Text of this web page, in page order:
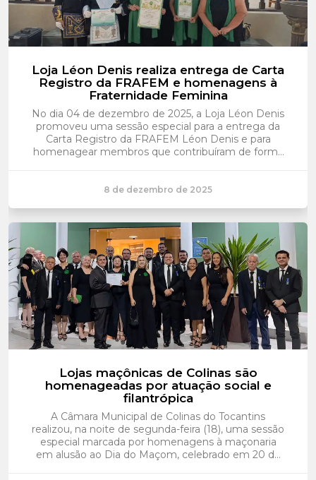
Loja Léon Denis realiza entrega de Carta
Registro da FRAFEM e homenagens à
Fraternidade Feminina
No dia 04 de dezembro de 2025, a Loja Léon Denis
promoveu uma sessão especial para a entrega da
Carta Registro da FRAFEM Léon Denis e para
homenagear membros que contribuíram de forma
8 de dezembro de 2025
Lojas maçônicas de Colinas são
homenageadas por atuação social e
filantrópica
A Câmara Municipal de Colinas do Tocantins
realizou, na noite de segunda-feira (18), uma sessão
especial marcada por homenagens à maçonaria
em alusão ao Dia do Maçom, celebrado em 20 de